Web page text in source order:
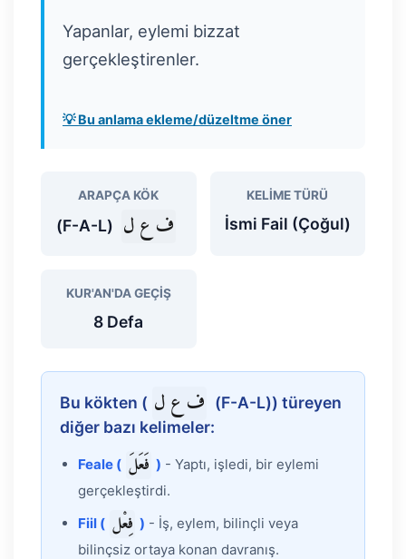
Yapanlar, eylemi bizzat
gerçekleştirenler.
💡 Bu anlama ekleme/düzeltme öner
ARAPÇA KÖK
ف ع ل (F-A-L)
KELIME TÜRÜ
İsmi Fail (Çoğul)
KUR'AN'DA GEÇIŞ
8 Defa
Bu kökten ( ف ع ل
(F-A-L)) türeyen
diğer bazı kelimeler:
Feale ( فَعَلَ ) - Yaptı, işledi, bir eylemi
gerçekleştirdi.
Fiil ( فِعْل ) - İş, eylem, bilinçli veya
bilinçsiz ortaya konan davranış.